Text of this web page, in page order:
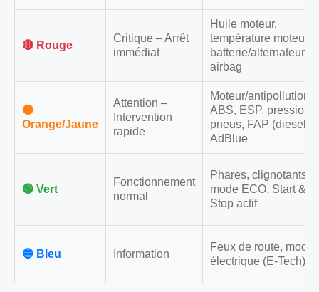
🔴 Rouge
Critique – Arrêt
immédiat
Huile moteur,
température moteur,
batterie/alternateur,
airbag
🟠
Orange/Jaune
Attention –
Intervention
rapide
Moteur/antipollution,
ABS, ESP, pression
pneus, FAP (diesel),
AdBlue
🟢 Vert
Fonctionnement
normal
Phares, clignotants,
mode ECO, Start &
Stop actif
🔵 Bleu Information
Feux de route, mode
électrique (E-Tech)